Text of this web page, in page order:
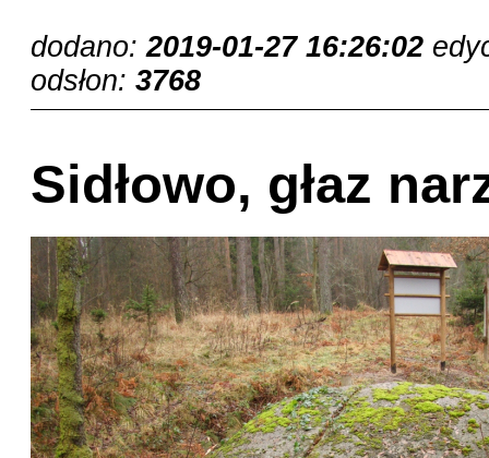
dodano:2019-01-27 16:26:02
odsłon: 3768
Sidłowo, głaz